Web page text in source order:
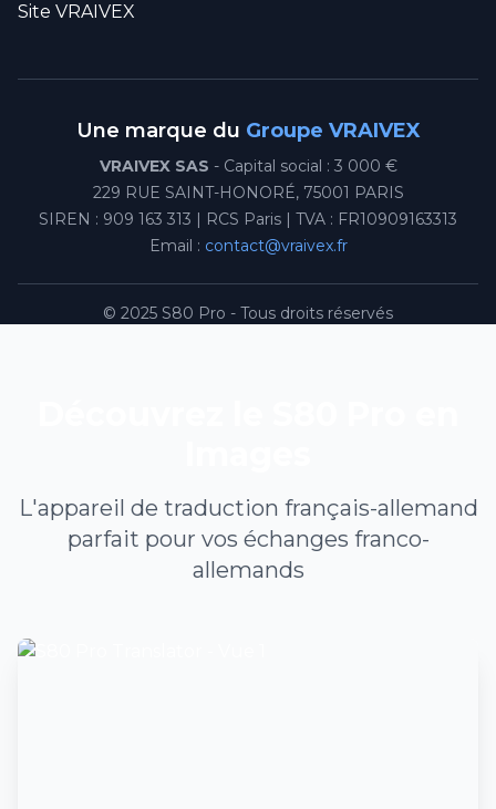
Site VRAIVEX
Une marque du Groupe VRAIVEX
VRAIVEX SAS - Capital social : 3 000 €
229 RUE SAINT-HONORÉ, 75001 PARIS
SIREN : 909 163 313 | RCS Paris | TVA : FR10909163313
Email : contact@vraivex.fr
© 2025 S80 Pro - Tous droits réservés
L'appareil de traduction français-allemand
parfait pour vos échanges franco-
allemands